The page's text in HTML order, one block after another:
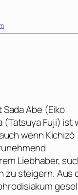
Abe (Eiko
(Tatsuya Fuji) ist
wenn Kichizō
Liebhaber,
zu steigern. Aus